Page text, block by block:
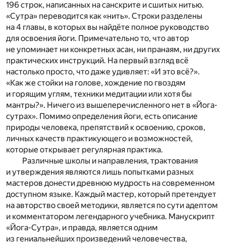
196 строк, написанных на санскрите и сшитых нитью.
«Сутра» переводится как «нить». Строки разделены
на 4 главы, в которых вы найдёте полное руководство
для освоения йоги. Примечательно то, что автор
не упоминает ни конкретных асан, ни пранаям, ни других
практических инструкций. На первый взгляд всё
настолько просто, что даже удивляет: «И это всё?».
«Как же стойки на голове, хождение по гвоздям
и горящим углям, техники медитации или хотя бы
мантры?». Ничего из вышеперечисленного нет в «Йога-
сутрах». Помимо определения йоги, есть описание
природы человека, препятствий к освоению, сроков,
личных качеств практикующего и возможностей,
которые открывает регулярная практика.
Различные школы и направления, трактования
и утверждения являются лишь попытками разных
мастеров донести древнюю мудрость на современном
доступном языке. Каждый мастер, который претендует
на авторство своей методики, является по сути адептом
и комментатором легендарного учебника. Манускрипт
«Йога-Сутра», и правда, является одним
из гениальнейших произведений человечества,